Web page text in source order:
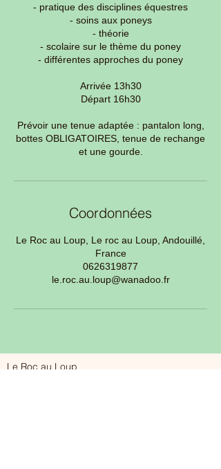
- pratique des disciplines équestres
- soins aux poneys
- théorie
- scolaire sur le thème du poney
- différentes approches du poney
Arrivée 13h30
Départ 16h30
Prévoir une tenue adaptée : pantalon long,
bottes OBLIGATOIRES, tenue de rechange
Coordonnées
Le Roc au Loup, Le roc au Loup, Andouillé,
France
0626319877
le.roc.au.loup@wanadoo.fr
Le Roc au Loup